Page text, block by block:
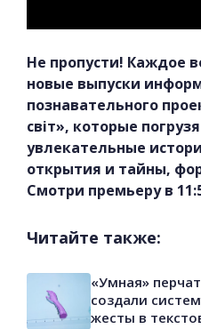
Не пропусти! Каждое
новые выпуски
познавательного
світ», которые
увлекательные
открытия и тайны,
Смотри премьеру в
Читайте также:
«Умная»
создали
жесты в